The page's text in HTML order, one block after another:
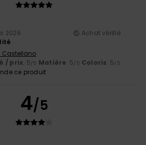
2026
Achat vérifié
Castellano
/ prix: 5/5 Matière: 5/5 Coloris: 5/5
ce produit
4/5